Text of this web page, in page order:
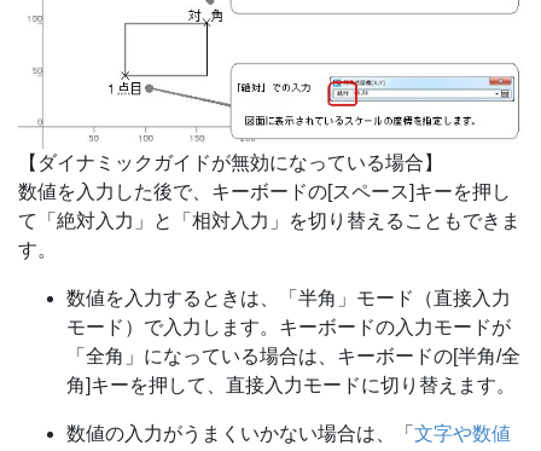
【ダイナミックガイドが無効になっている場合】
数値を入力した後で、キーボードの[スペース]キーを押し
て「絶対入力」と「相対入力」を切り替えることもできま
す。
数値を入力するときは、「半角」モード（直接入力
モード）で入力します。キーボードの入力モードが
「全角」になっている場合は、キーボードの[半角/全
角]キーを押して、直接入力モードに切り替えます。
数値の入力がうまくいかない場合は、「 文字や数値